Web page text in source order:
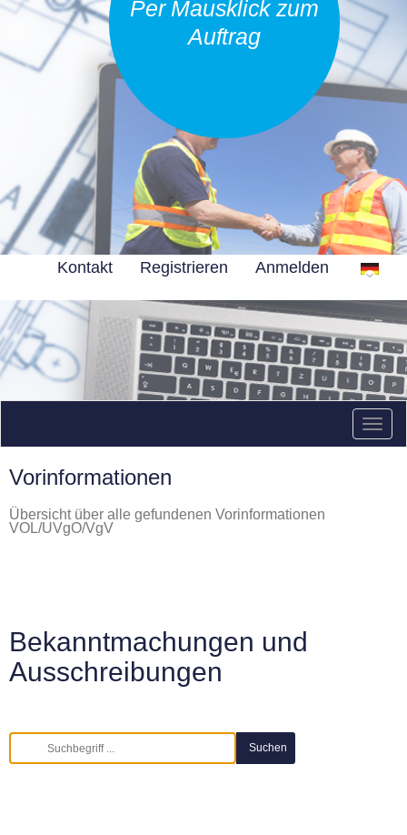
Per Mausklick zum
Auftrag
Kontakt Registrieren Anmelden
Vorinformationen
Übersicht über alle gefundenen Vorinformationen
VOL/UVgO/VgV
Bekanntmachungen und
Ausschreibungen